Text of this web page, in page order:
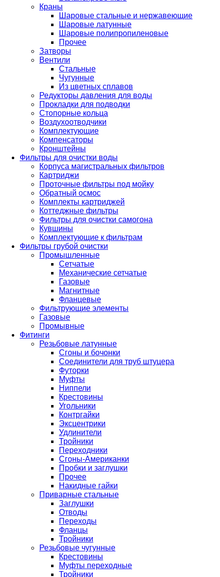
Краны
Шаровые стальные и нержавеющие
Шаровые латунные
Шаровые полипропиленовые
Прочее
Затворы
Вентили
Стальные
Чугунные
Из цветных сплавов
Редукторы давления для воды
Прокладки для подводки
Стопорные кольца
Воздухоотводчики
Комплектующие
Компенсаторы
Кронштейны
Фильтры для очистки воды
Корпуса магистральных фильтров
Картриджи
Проточные фильтры под мойку
Обратный осмос
Комплекты картриджей
Коттеджные фильтры
Фильтры для очистки самогона
Кувшины
Комплектующие к фильтрам
Фильтры грубой очистки
Промышленные
Сетчатые
Механические сетчатые
Газовые
Магнитные
Фланцевые
Фильтрующие элементы
Газовые
Промывные
Фитинги
Резьбовые латунные
Сгоны и бочонки
Соединители для труб штуцера
Футорки
Муфты
Ниппели
Крестовины
Угольники
Контргайки
Эксцентрики
Удлинители
Тройники
Переходники
Сгоны-Американки
Пробки и заглушки
Прочее
Накидные гайки
Приварные стальные
Заглушки
Отводы
Переходы
Фланцы
Тройники
Резьбовые чугунные
Крестовины
Муфты переходные
Тройники